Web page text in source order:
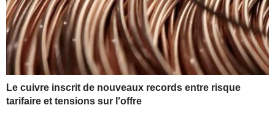
Le cuivre inscrit de nouveaux records entre risque
tarifaire et tensions sur l'offre